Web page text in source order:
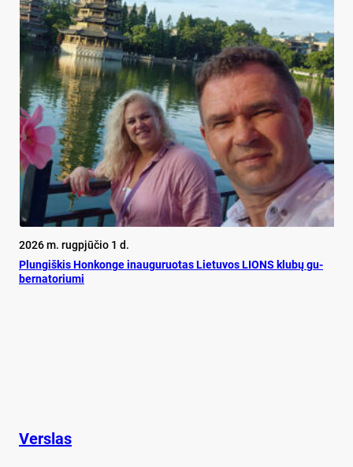
2026 m. rugpjūčio 1 d.
Plun­giš­kis Hon­kon­ge inau­gu­ruo­tas Lie­tu­vos LIONS klu­bų gu­
ber­na­to­riu­mi
Verslas